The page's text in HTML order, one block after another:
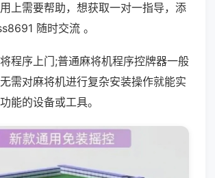
上需要帮助，想获取一对一指导，添
随时交流 。
程序上门;普通麻将机程序控牌器一般
需对麻将机进行复杂安装操作就能实
能的设备或工具。